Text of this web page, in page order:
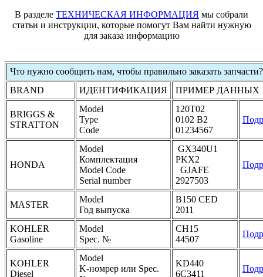
В разделе ТЕХНИЧЕСКАЯ ИНФОРМАЦИЯ мы собрали
статьи и инструкции, которые помогут Вам найти нужную
для заказа информацию
Что нужно сообщить нам, чтобы правильно заказать запчасти?
BRAND
ИДЕНТИФИКАЦИЯ ПРИМЕР ДАННЫХ
BRIGGS &
STRATTON
Model
Type
Code
120T02
0102 B2
01234567
HONDA
Model
Комплектация
Model Code
Serial number
GX340U1
PKX2
GJAFE
2927503
MASTER
Model
Год выпуска
B150 CED
2011
KOHLER
Gasoline
Model
Spec. №
CH15
44507
KOHLER
Diesel
Model
K-номрер или Spec.
KD440
6C3411